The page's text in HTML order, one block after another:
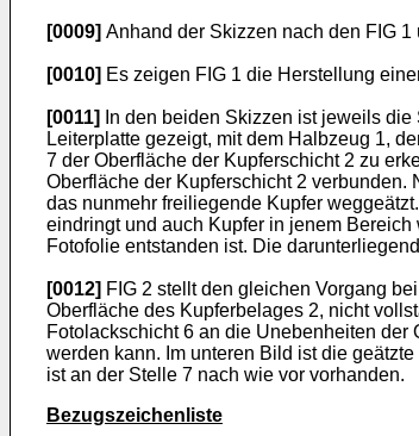
[0009] Anhand der Skizzen nach den FIG
[0010] Es zeigen FIG 1 die Herstellung
[0011]
In den beiden Skizzen ist jeweils
Leiterplatte gezeigt, mit dem Halbzeug 1,
7 der Oberfläche der Kupferschicht 2 zu
Oberfläche der Kupferschicht 2
das nunmehr freiliegende Kup­fer
eindringt und auch Kup­fer in jenem
Fotofolie entstanden ist. Die
[0012] FIG 2 stellt den gleichen Vorgang
Oberfläche des Kupferbelages 2, nicht
Fotolackschicht 6 an die Unebenheiten der
werden kann. Im unteren Bild ist die
ist an der Stelle 7 nach wie vor vorhanden.
Bezugszeichenliste